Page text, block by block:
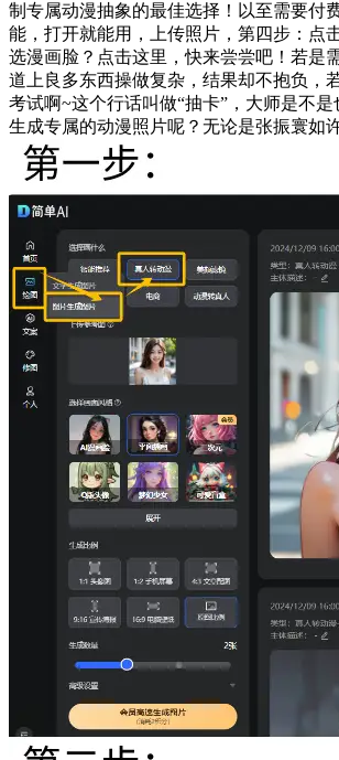
制专属动漫抽象的最佳选择！以至需要付
能，打开就能用，上传照片，第四步：点
选漫画脸？点击这里，快来尝尝吧！若是
道上良多东西操做复杂，结果却不抱负，
考试啊~这个行话叫做“抽卡”，大师是不
生成专属的动漫照片呢？无论是张振寰如